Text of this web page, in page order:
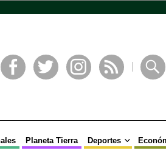
Planeta Tierra Deportes